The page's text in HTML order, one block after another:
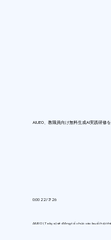
AIUEO、教職員向け無料生成AI実践研修
0:00 22/7/26
AIUEO (Tokyo) sẽ đồng tổ chức các buổi hội